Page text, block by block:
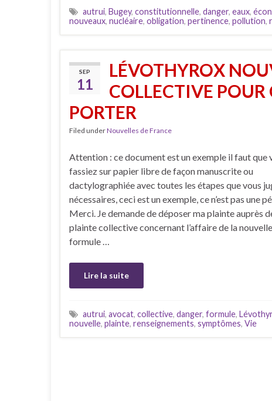
autrui, Bugey, constitutionnelle, danger, eaux,
nouveaux, nucléaire, obligation, pertinence, pollution,
SEP
11
LÉVOTHYROX
COLLECTIVE
PORTER
Filed underNouvelles de France
Attention : ce document est un exemple il faut que
fassiez sur papier libre de façon manuscrite ou
dactylographiée avec toutes les étapes que vous
nécessaires, ceci est un exemple, ce n’est pas une
Merci. Je demande de déposer ma plainte auprès
plainte collective concernant l’affaire de la nouvelle
formule …
Lire la suite
autrui, avocat, collective, danger, formule,
nouvelle, plainte, renseignements, symptômes, Vie